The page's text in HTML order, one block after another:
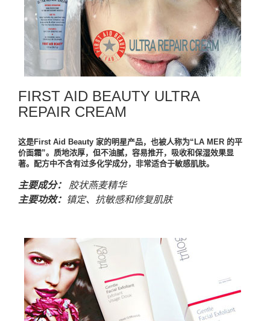
FIRST AID BEAUTY ULTRA
REPAIR CREAM
这是First Aid Beauty 家的明星产品，也被人称为“LA MER 的平
价面霜”。质地浓厚，但不油腻，容易推开，吸收和保湿效果显
著。配方中不含有过多化学成分，非常适合于敏感肌肤。
主要成分：
胶状燕麦精华
主要功效： 镇定、抗敏感和修复肌肤